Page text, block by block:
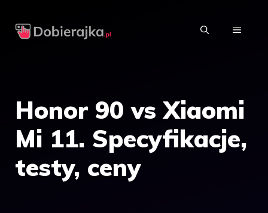
MENU
Honor 90 vs Xiaomi
Mi 11. Specyfikacje,
testy, ceny